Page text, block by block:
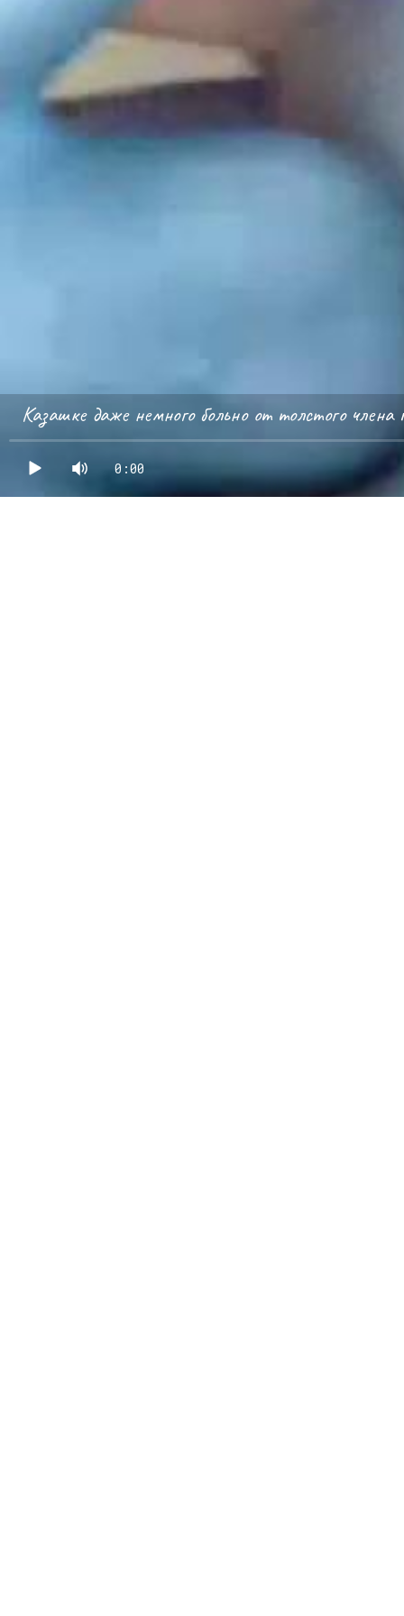
0:00
Казашке даже немного больно от толстого члена